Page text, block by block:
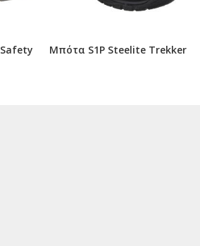
Μπότα S1Ρ Steelite Trekker